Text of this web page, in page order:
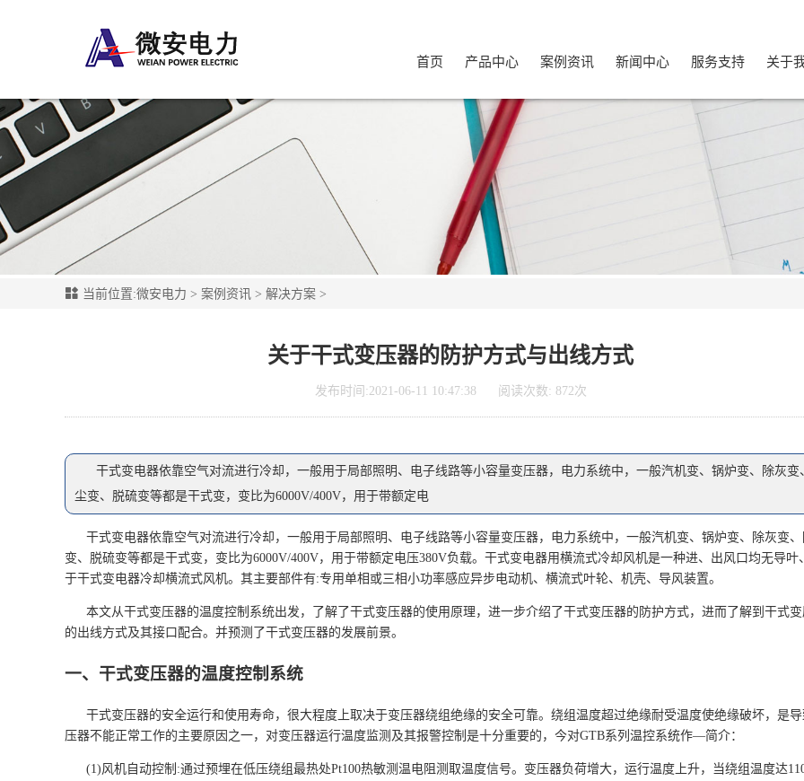
首页 产品中心 案例资讯 新闻中心 服务支持 关于
当前位置:微安电力 > 案例资讯 > 解决方案 >
关于干式变压器的防护方式与出线方式
发布时间:2021-06-11 10:47:38 阅读次数: 872次
干式变电器依靠空气对流进行冷却，一般用于局部照明、电子线路等小容量变压器，电力系统中，一般汽机变、锅炉变、除灰变
尘变、脱硫变等都是干式变，变比为6000V/400V，用于带额定电
干式变电器依靠空气对流进行冷却，一般用于局部照明、电子线路等小容量变压器，电力系统中，一般汽机变、锅炉变、除灰变、
变、脱硫变等都是干式变，变比为6000V/400V，用于带额定电压380V负载。干式变电器用横流式冷却风机是一种进、出风口均无导叶
于干式变电器冷却横流式风机。其主要部件有:专用单相或三相小功率感应异步电动机、横流式叶轮、机壳、导风装置。
本文从干式变压器的温度控制系统出发，了解了干式变压器的使用原理，进一步介绍了干式变压器的防护方式，进而了解到干式
的出线方式及其接口配合。并预测了干式变压器的发展前景。
一、干式变压器的温度控制系统
干式变压器的安全运行和使用寿命，很大程度上取决于变压器绕组绝缘的安全可靠。绕组温度超过绝缘耐受温度使绝缘破坏，是导
压器不能正常工作的主要原因之一，对变压器运行温度监测及其报警控制是十分重要的，今对GTB系列温控系统作—简介：
(1)风机自动控制:通过预埋在低压绕组最热处Pt100热敏测温电阻测取温度信号。变压器负荷增大，运行温度上升，当绕组温度达